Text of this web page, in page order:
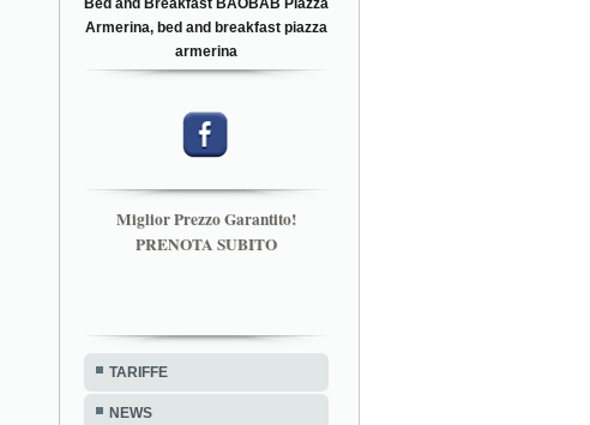
Armerina, bed and breakfast piazza
armerina
Miglior Prezzo Garantito!
PRENOTA SUBITO
TARIFFE
NEWS